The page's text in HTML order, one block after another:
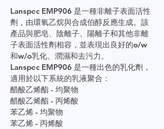
Lanspec EMP906 是一種非離子表面活性
劑，由環氧乙烷與合成伯醇反應生成。該
產品與肥皂、陰離子、陽離子和其他非離
子表面活性劑相容，並表現出良好的o/w
和w/o乳化、潤濕和去污力。
Lanspec EMP906 是一種出色的乳化劑，
適用於以下系統的乳液聚合：
醋酸乙烯酯 - 均聚物
醋酸乙烯酯 - 丙烯酸
苯乙烯 - 均聚物
苯乙烯 - 丙烯酸